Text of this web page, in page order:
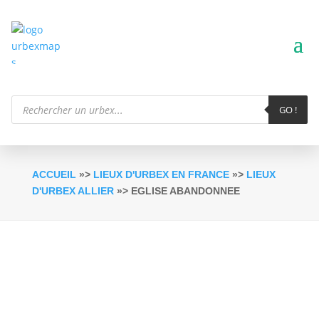
Recherche
produits
GO !
ACCUEIL »> LIEUX D'URBEX EN FRANCE»> LIEUX
D'URBEX ALLIER»> EGLISE ABANDONNEE